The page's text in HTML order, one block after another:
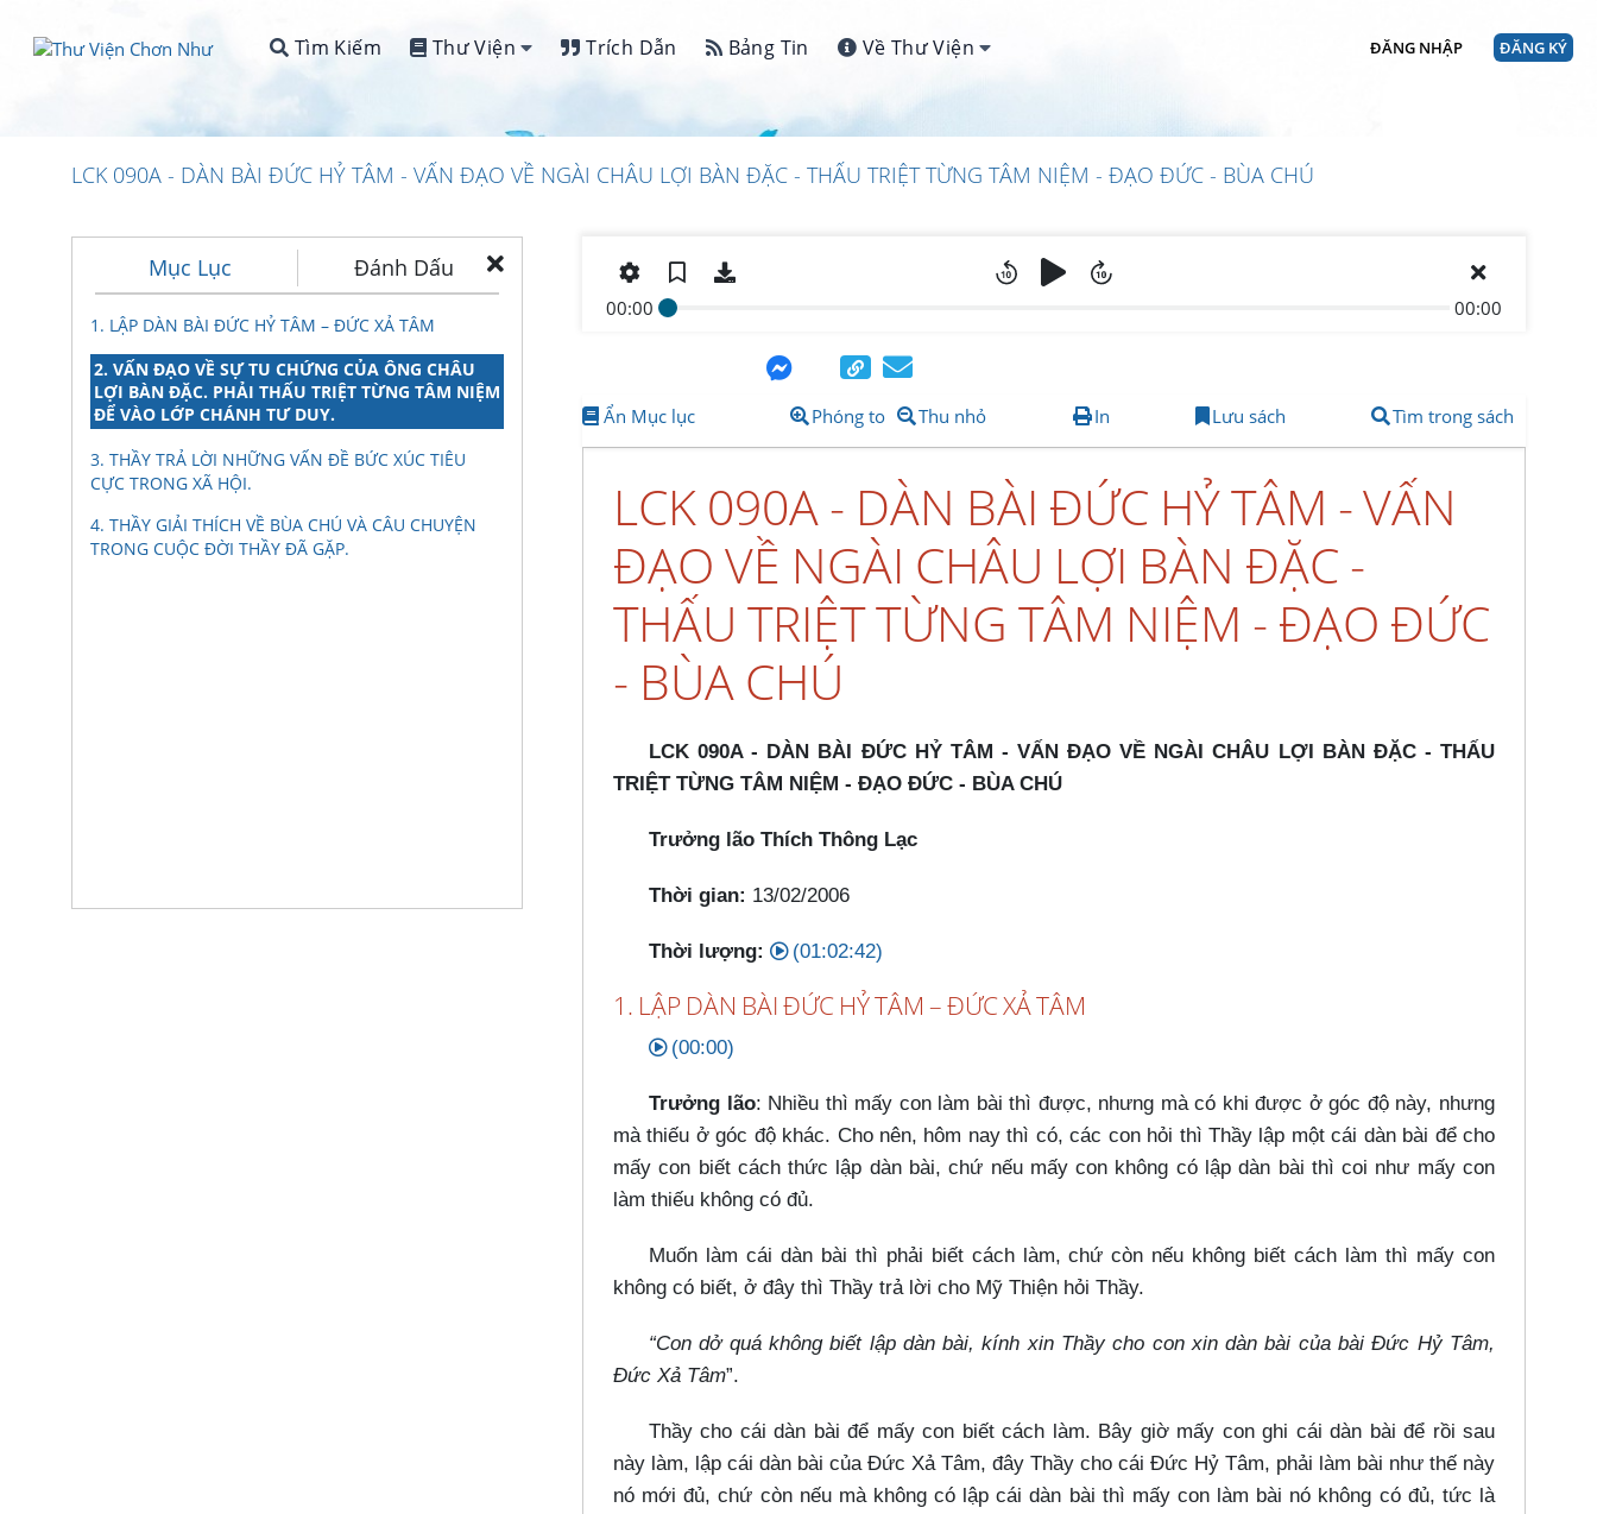
Tìm Kiếm Thư Viện Trích Dẫn Bảng Tin Về Thư Viện ĐĂNG NHẬP ĐĂNG KÝ
LCK 090A - DÀN BÀI ĐỨC HỶ TÂM - VẤN ĐẠO VỀ NGÀI CHÂU LỢI BÀN ĐẶC - THẤU TRIỆT TỪNG TÂM NIỆM - ĐẠO ĐỨC - BÙA CHÚ
Mục Lục Đánh Dấu
1. LẬP DÀN BÀI ĐỨC HỶ TÂM – ĐỨC XẢ TÂM
2. VẤN ĐẠO VỀ SỰ TU CHỨNG CỦA ÔNG CHÂU
LỢI BÀN ĐẶC. PHẢI THẤU TRIỆT TỪNG TÂM NIỆM
ĐỂ VÀO LỚP CHÁNH TƯ DUY.
3. THẦY TRẢ LỜI NHỮNG VẤN ĐỀ BỨC XÚC TIÊU
CỰC TRONG XÃ HỘI.
4. THẦY GIẢI THÍCH VỀ BÙA CHÚ VÀ CÂU CHUYỆN
TRONG CUỘC ĐỜI THẦY ĐÃ GẶP.
00:00 00:00
Ẩn Mục lục Phóng to Thu nhỏ In Lưu sách Tìm trong sách
LCK 090A - DÀN BÀI ĐỨC HỶ TÂM - VẤN
ĐẠO VỀ NGÀI CHÂU LỢI BÀN ĐẶC -
THẤU TRIỆT TỪNG TÂM NIỆM - ĐẠO ĐỨC
- BÙA CHÚ
LCK 090A - DÀN BÀI ĐỨC HỶ TÂM - VẤN ĐẠO VỀ NGÀI CHÂU LỢI BÀN ĐẶC - THẤU
TRIỆT TỪNG TÂM NIỆM - ĐẠO ĐỨC - BÙA CHÚ
Trưởng lão Thích Thông Lạc
Thời gian: 13/02/2006
Thời lượng: (01:02:42)
1. LẬP DÀN BÀI ĐỨC HỶ TÂM – ĐỨC XẢ TÂM
(00:00)
Trưởng lão: Nhiều thì mấy con làm bài thì được, nhưng mà có khi được ở góc độ này, nhưng
mà thiếu ở góc độ khác. Cho nên, hôm nay thì có, các con hỏi thì Thầy lập một cái dàn bài để cho
mấy con biết cách thức lập dàn bài, chứ nếu mấy con không có lập dàn bài thì coi như mấy con
làm thiếu không có đủ.
Muốn làm cái dàn bài thì phải biết cách làm, chứ còn nếu không biết cách làm thì mấy con
không có biết, ở đây thì Thầy trả lời cho Mỹ Thiện hỏi Thầy.
“Con dở quá không biết lập dàn bài, kính xin Thầy cho con xin dàn bài của bài Đức Hỷ Tâm,
Đức Xả Tâm”.
Thầy cho cái dàn bài để mấy con biết cách làm. Bây giờ mấy con ghi cái dàn bài để rồi sau
này làm, lập cái dàn bài của Đức Xả Tâm, đây Thầy cho cái Đức Hỷ Tâm, phải làm bài như thế này
nó mới đủ, chứ còn nếu mà không có lập cái dàn bài thì mấy con làm bài nó không có đủ, tức là